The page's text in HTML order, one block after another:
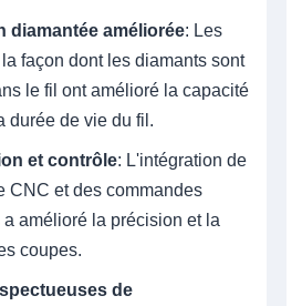
diamantée améliorée: Les
façon dont les diamants sont
le fil ont amélioré la capacité
durée de vie du fil.
et contrôle: L'intégration de
CNC et des commandes
amélioré la précision et la
coupes.
de